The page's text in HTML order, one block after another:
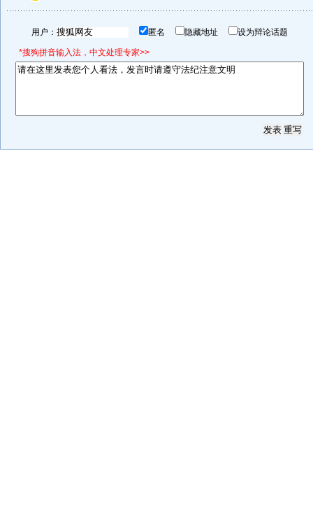
用户： 匿名 隐藏地址 设为辩论话题
*搜狗拼音输入法，中文处理专家>>